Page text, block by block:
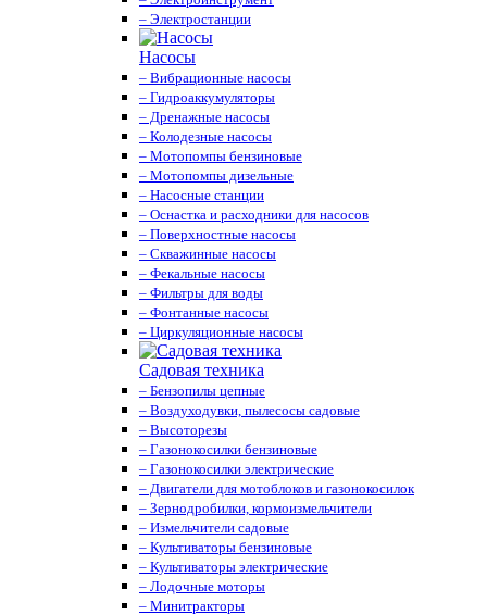
– Электростанции
Насосы
– Вибрационные насосы
– Гидроаккумуляторы
– Дренажные насосы
– Колодезные насосы
– Мотопомпы бензиновые
– Мотопомпы дизельные
– Насосные станции
– Оснастка и расходники для насосов
– Поверхностные насосы
– Скважинные насосы
– Фекальные насосы
– Фильтры для воды
– Фонтанные насосы
– Циркуляционные насосы
Садовая техника
– Бензопилы цепные
– Воздуходувки, пылесосы садовые
– Высоторезы
– Газонокосилки бензиновые
– Газонокосилки электрические
– Двигатели для мотоблоков и газонокосилок
– Зернодробилки, кормоизмельчители
– Измельчители садовые
– Культиваторы бензиновые
– Культиваторы электрические
– Лодочные моторы
– Минитракторы